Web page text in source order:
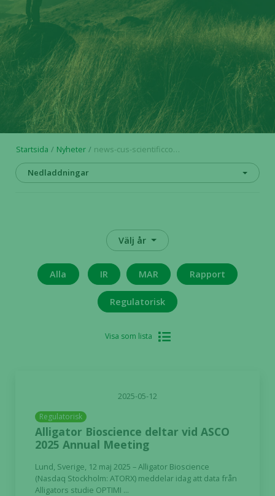
Startsida Nyheter news-cus-scientificconference_sv
Nedladdningar
Välj år
Alla IR MAR Rapport
Regulatorisk
Visa som lista
2025-05-12
Regulatorisk
Alligator Bioscience deltar vid ASCO
2025 Annual Meeting
Lund, Sverige, 12 maj 2025 – Alligator Bioscience
(Nasdaq Stockholm: ATORX) meddelar idag att data från
Alligators studie OPTIMI ...